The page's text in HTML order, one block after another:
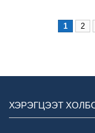
1 2
ХЭРЭГЦЭЭТ